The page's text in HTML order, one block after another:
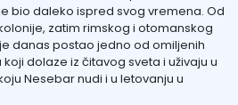
bio daleko ispred svog vremena. Od
zatim rimskog i otomanskog
danas postao jedno od omiljenih
dolaze iz čitavog sveta i uživaju u
Nesebar nudi i u letovanju u